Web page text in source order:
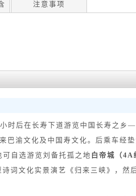
注意事项
时后在长寿下道游览中国长寿之乡—
巴渝文化及中国寿文化。后乘车经
自选游览刘备托孤之地 白帝城（4A
词文化实景演艺《归来三峡》，然